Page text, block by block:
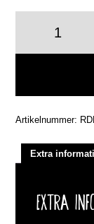
Artikelnummer:
Extra
EXTRA